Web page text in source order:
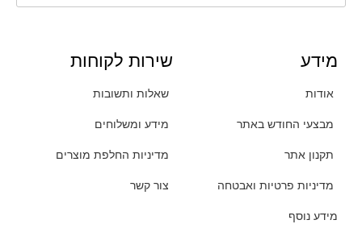
מידע
אודות
מבצעי החודש באתר
תקנון אתר
מדיניות פרטיות ואבטחה
מידע נוסף
שירות לקוחות
שאלות ותשובות
מידע ומשלוחים
מדיניות החלפת מוצרים
צור קשר